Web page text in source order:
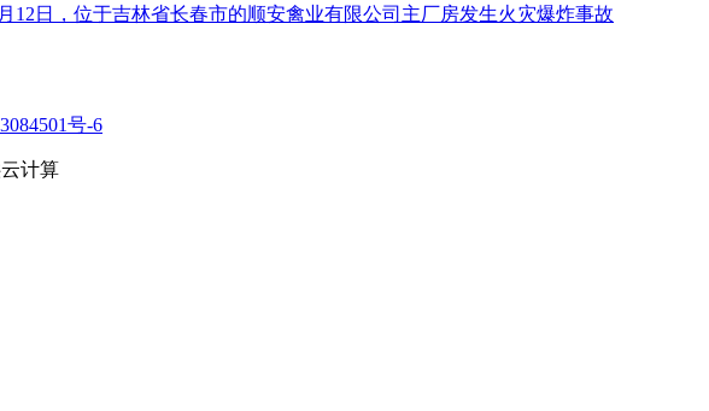
12日，位于吉林省长春市的顺安禽业有限公司主厂房发生火灾爆炸事故
号-6
计算